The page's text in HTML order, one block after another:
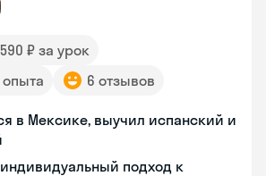
₽ за урок
6 отзывов
в Мексике, выучил испанский и
индивидуальный подход к